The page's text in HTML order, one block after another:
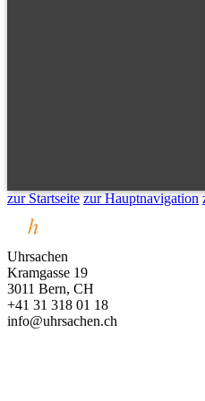
zur Startseite zur Hauptnavigation
Uhrsachen
Kramgasse 19
3011 Bern, CH
+41 31 318 01 18
info@uhrsachen.ch